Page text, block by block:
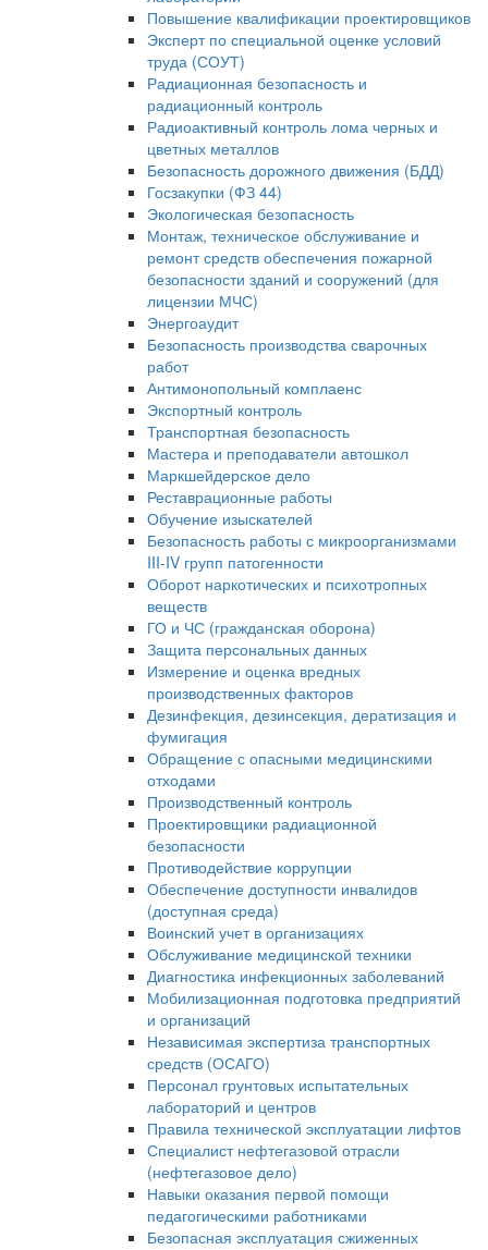
Повышение квалификации проектировщиков
Эксперт по специальной оценке условий
труда (СОУТ)
Радиационная безопасность и
радиационный контроль
Радиоактивный контроль лома черных и
цветных металлов
Безопасность дорожного движения (БДД)
Госзакупки (ФЗ 44)
Экологическая безопасность
Монтаж, техническое обслуживание и
ремонт средств обеспечения пожарной
безопасности зданий и сооружений (для
лицензии МЧС)
Энергоаудит
Безопасность производства сварочных
работ
Антимонопольный комплаенс
Экспортный контроль
Транспортная безопасность
Мастера и преподаватели автошкол
Маркшейдерское дело
Реставрационные работы
Обучение изыскателей
Безопасность работы с микроорганизмами
III-IV групп патогенности
Оборот наркотических и психотропных
веществ
ГО и ЧС (гражданская оборона)
Защита персональных данных
Измерение и оценка вредных
производственных факторов
Дезинфекция, дезинсекция, дератизация и
фумигация
Обращение с опасными медицинскими
отходами
Производственный контроль
Проектировщики радиационной
безопасности
Противодействие коррупции
Обеспечение доступности инвалидов
(доступная среда)
Воинский учет в организациях
Обслуживание медицинской техники
Диагностика инфекционных заболеваний
Мобилизационная подготовка предприятий
и организаций
Независимая экспертиза транспортных
средств (ОСАГО)
Персонал грунтовых испытательных
лабораторий и центров
Правила технической эксплуатации лифтов
Специалист нефтегазовой отрасли
(нефтегазовое дело)
Навыки оказания первой помощи
педагогическими работниками
Безопасная эксплуатация сжиженных